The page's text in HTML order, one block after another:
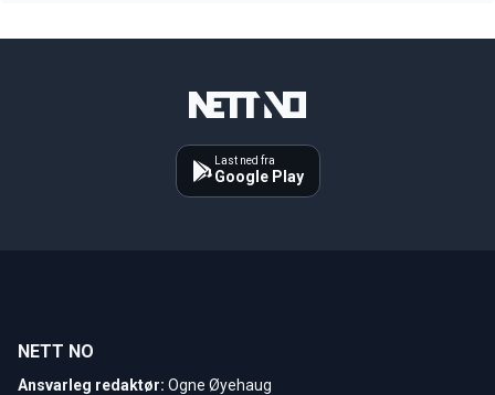
Last ned fra
Google Play
NETT NO
Ansvarleg redaktør: Ogne Øyehaug